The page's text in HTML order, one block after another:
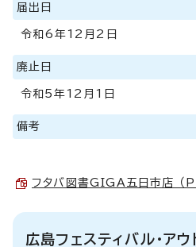
届出日
令和6年12月2日
廃止日
令和5年12月1日
備考
フタバ図書GIGA五日市店
広島フェスティバル・ア